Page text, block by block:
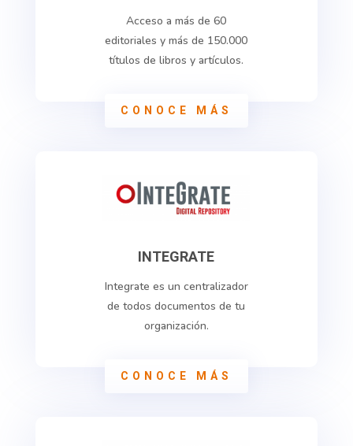
Acceso a más de 60
editoriales y más de 150.000
títulos de libros y artículos.
CONOCE MÁS
INTEGRATE
Integrate es un centralizador
de todos documentos de tu
organización.
CONOCE MÁS